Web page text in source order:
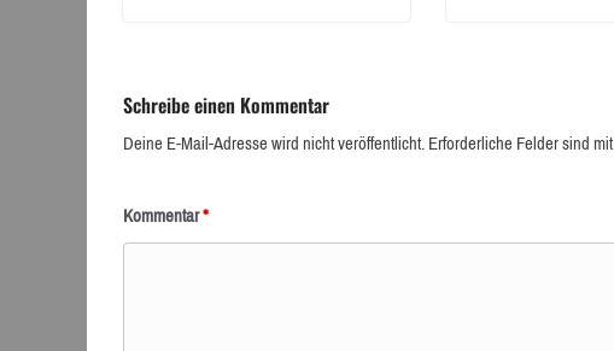
Schreibe einen Kommentar
Deine E-Mail-Adresse wird nicht veröffentlicht.Erforderliche Felder sind mit
Kommentar*